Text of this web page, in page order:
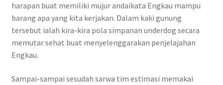
harapan buat memiliki mujur andaikata Engkau mampu
barang apa yang kita kerjakan. Dalam kaki gunung
tersebut ialah kira-kira pola simpanan underdog secara
memutar sehat buat menyelenggarakan penjelajahan
Engkau.
Sampai-sampai sesudah sarwa tim estimasi memakai